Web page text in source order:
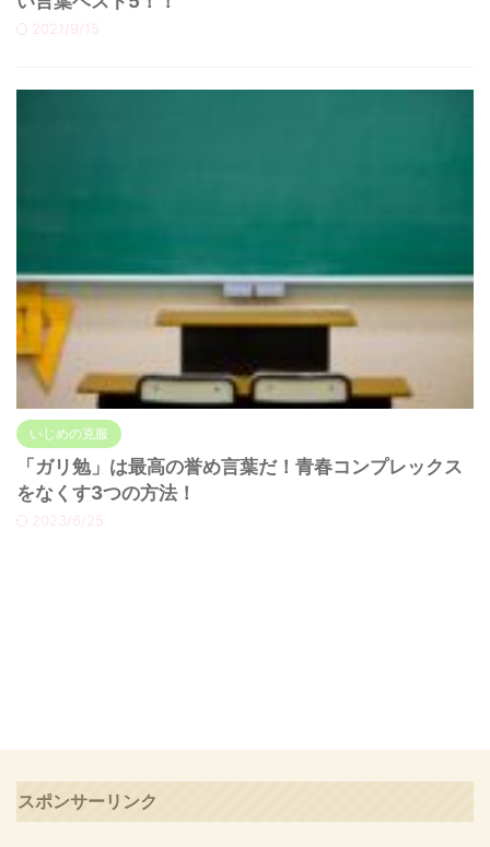
2021/9/15
いじめの克服
「ガリ勉」は最高の誉め言葉だ！青春コンプレックス
をなくす3つの方法！
2023/6/25
スポンサーリンク